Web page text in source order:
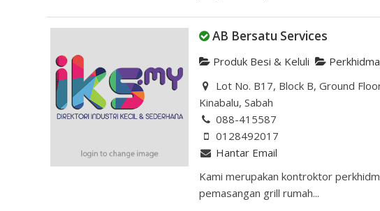
AB Bersatu Services
Produk Besi & Keluli
Lot No. B17, Block B, Ground
Kinabalu, Sabah
088-415587
0128492017
Hantar Email
Kami merupakan kontroktor
pemasangan grill rumah...